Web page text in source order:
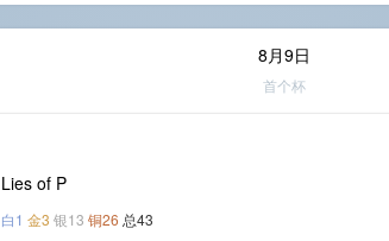
8月9日
首个杯
Lies of P
白1 金3 银13 铜26 总43